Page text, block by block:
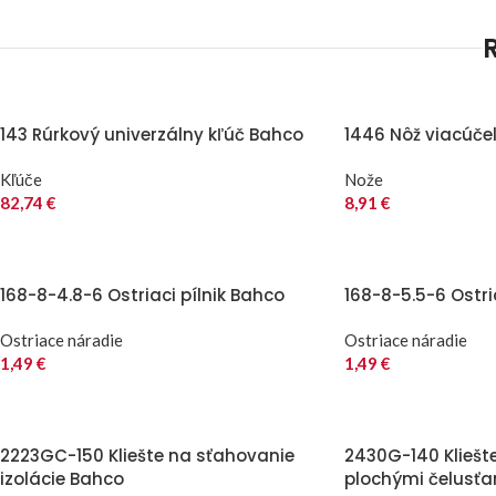
143 Rúrkový univerzálny kľúč Bahco
Kľúče
82,74 €
1446 Nôž
Nože
8,91 €
168-8-4.8-6 Ostriaci pílnik Bahco
Ostriace náradie
1,49 €
168-8-5.5-6
Ostriace náradie
1,49 €
2223GC-150 Kliešte na sťahovanie
izolácie Bahco
2430G-140
plochými